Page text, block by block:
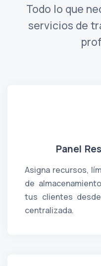
Todo lo que
servicios de
Panel
Asigna recursos,
de
tus clientes
centralizada.